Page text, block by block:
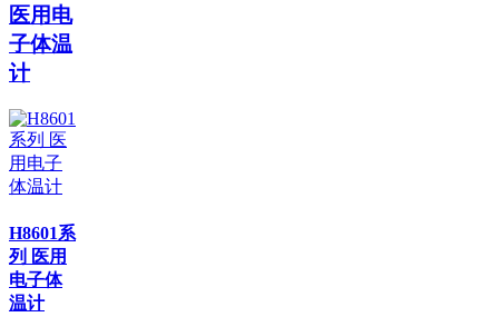
医用电
子体温
计
H8601系
列 医用
电子体
温计